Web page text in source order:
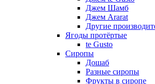
Джем Шамб
Джем Ararat
Другие
Ягоды протёртые
te Gusto
Сиропы
Дошаб
Разные сиропы
Фрукты в сиропе